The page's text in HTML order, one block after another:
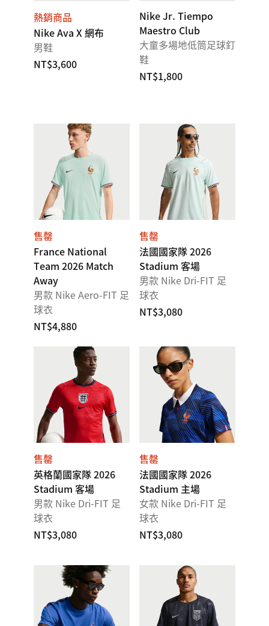
熱銷商品
Nike Ava X 網布
男鞋
NT$3,600
Nike Jr. Tiempo
Maestro Club
大童多場地低筒足球釘
鞋
NT$1,800
售罄
France National
Team 2026 Match
Away
男款 Nike Aero-FIT 足
球衣
NT$4,880
售罄
法國國家隊 2026
Stadium 客場
男款 Nike Dri-FIT 足
球衣
NT$3,080
售罄
英格蘭國家隊 2026
Stadium 客場
男款 Nike Dri-FIT 足
球衣
NT$3,080
售罄
法國國家隊 2026
Stadium 主場
女款 Nike Dri-FIT 足
球衣
NT$3,080